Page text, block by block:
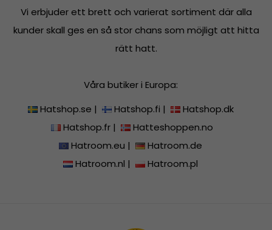
Vi erbjuder ett brett och varierat sortiment där alla
kunder skall ges en så stor chans som möjligt att hitta
rätt hatt.
Våra butiker i Europa:
Hatshop.se | Hatshop.fi |
Hatshop.dk
Hatshop.fr|
Hatteshoppen.no
Hatroom.eu |
Hatroom.de
Hatroom.nl | Hatroom.pl